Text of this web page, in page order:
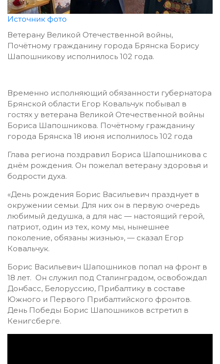
Источник фото
Ветерану Великой Отечественной войны,
Почётному гражданину города Брянска Борису
Шапошникову исполнилось 102 года.
Временно исполняющий обязанности губернатора
Брянской области Егор Ковальчук побывал в
гостях у ветерана Великой Отечественной войны
Бориса Шапошникова. Почётному гражданину
города Брянска 18 июня исполнилось 102 года
Глава региона поздравил Бориса Шапошникова с
днём рождения. Он пожелал ветерану здоровья и
бодрости духа.
«День рождения Борис Васильевич празднует в
окружении семьи. Для них он в первую очередь
любимый дедушка, а для нас — настоящий герой,
патриот, один из тех, кому мы, нынешнее
поколение, обязаны жизнью», — сказал Егор
Ковальчук.
Борис Васильевич Шапошников попал на фронт в
18 лет. Он служил под Сталинградом, освобождал
Донбасс, Белоруссию, Прибалтику в составе
Южного и Первого Прибалтийского фронтов.
День Победы Борис Шапошников встретил в
Кенигсберге.